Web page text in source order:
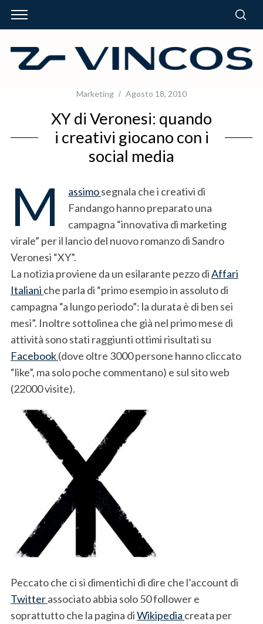
Marketing Agosto 18, 2010
XY di Veronesi: quando
i creativi giocano con i
social media
M assimosegnala che i creativi di
Fandango hanno preparato una
campagna “innovativa di marketing
virale” per il lancio del nuovo romanzo di Sandro
Veronesi “XY”.
La notizia proviene da un esilarante pezzo diAffari
Italiani che parla di “primo esempio in assoluto di
campagna “a lungo periodo”: la durata è di ben sei
mesi”. Inoltre sottolinea che già nel primo mese di
attività sono stati raggiunti ottimi risultati su
Facebook(dove oltre 3000 persone hanno cliccato
“like”, ma solo poche commentano) e sul sito web
(22000 visite).
Peccato che ci si dimentichi di dire che l’account di
Twitterassociato abbia solo 50 follower e
soprattutto che la pagina diWikipedia creata per